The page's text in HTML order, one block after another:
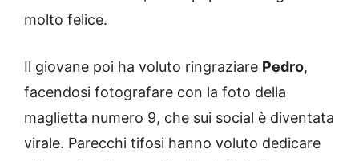
molto felice.
Il giovane poi ha voluto ringraziare Pedro,
facendosi fotografare con la foto della
maglietta numero 9, che sui social è diventata
virale. Parecchi tifosi hanno voluto dedicare